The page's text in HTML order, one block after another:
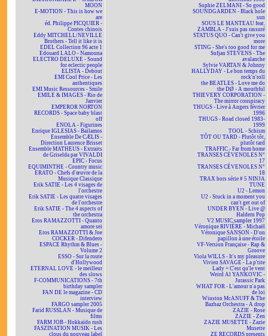
MOON
E-MOTION - This is how we
are
éd. Philippe PICQUIER -
Contes chinois
Eddy MITCHELL/NEVILLE
Brothers - Tell it like it is
EDEL Collection 96 acte 1
Edouard LALO - Namouna
ELECTRO DELUXE - Sound
for eclectic people
ELISTA - Debout
EMI Cool Price - Les
authentiques
EMI Music Ressources - Smile
EMILE & IMAGES - Rio de
Janvier
EMPEROR NORTON
RECORDS - Space baby blast
off
ENOLA - Figurines
Enrique IGLESIAS - Bailamos
Ensemble De CÆLIS -
Direction Laurence Brisset
Ensemble MATHEUS - Extraits
de Griselda par VIVALDI
EPIC - Focus
EQUIMINTHE - Country music
ERATO - Chefs d'œuvre de la
Musique Classique
Erik SATIE - Les 4 visages de
l'orchestre
Erik SATIE - Les quatre visages
de l'orchestre
Erik SATIE - The 4 aspects of
the orchestra
Eros RAMAZZOTTI - Quanto
amore sei
Eros RAMAZZOTTI & Joe
COCKER - Difendero
ESPACE Rhythm & Blues -
Volume 2
ESSO - Sur la route
d'Hollywood
ETERNAL LOVE - le meilleur
des slows
F-COMMUNICATIONS - 7th
birthday sampler
FAN DE le magazine - CD
interview
FARGO sampler 2005
Farid RUSSLAN - Musique de
films
FARM JOB - Hokkaïdo rush
FASZINATION MUSIK - Les
clous du nouveau label
Sophie ZELMANI - So good
SOUNDGARDEN - Black hole
sun
SOUS LE MANTEAU feat.
ZAMBLA - J'suis pas rassuré
STATUS QUO - Can't give you
more
STING - She's too good for me
Sufjan STEVENS - The
avalanche
Sylvie VARTAN & Johnny
HALLYDAY - Le bon temps du
rock'n'roll
the BEATLES - Love me do
the DØ - A mouthful
THIEVERY CORPORATION -
The mirror conspiracy
THUGS - Live à Angers février
1996
THUGS - Road closed 1983-
1999
TOOL - Schism
TÔT OU TARD - Plutôt tôt,
plutôt tard
TRAFFIC - Far from home
TRANSES CÉVENOLES N°
17
TRANSES CÉVENOLES N°
18
TRAX hors série # 5 NINJA
TUNE
U2 - Lemon
U2 - Stuck in a moment you
can't get out of
UNDER BYEN - Live @
Haldern Pop
V2 MUSIC sampler 1997
Véronique RIVIÈRE - Michaël
Véronique SANSON - D'un
papillon à une étoile
VF-Version Française - Rap &
Groove
Viola WILLS - It's my pleasure
Vivien SAVAGE - La p'tite
Lady + C'est qu'le vent
Weird Al YANKOVIC -
Jurassic Park
WHAT FOR - L'amour n'a pas
de loi
Winston McANUFF & The
Bazbaz Orchestra - A drop
ZAZIE - Rose
ZAZIE - Zen
ZAZIE MUSETTE - Zazie
Musette
ZE RECORDS presents